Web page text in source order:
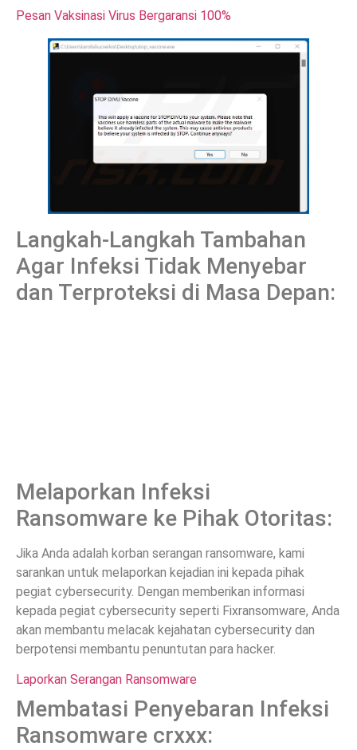
Pesan Vaksinasi Virus Bergaransi 100%
Langkah-Langkah Tambahan
Agar Infeksi Tidak Menyebar
dan Terproteksi di Masa Depan:
Melaporkan Infeksi
Ransomware ke Pihak Otoritas:
Jika Anda adalah korban serangan ransomware, kami
sarankan untuk melaporkan kejadian ini kepada pihak
pegiat cybersecurity. Dengan memberikan informasi
kepada pegiat cybersecurity seperti Fixransomware, Anda
akan membantu melacak kejahatan cybersecurity dan
berpotensi membantu penuntutan para hacker.
Laporkan Serangan Ransomware
Membatasi Penyebaran Infeksi
Ransomware crxxx: